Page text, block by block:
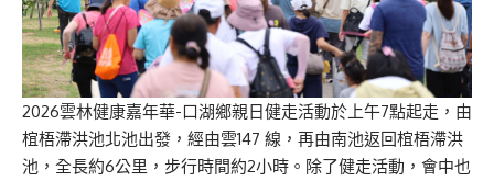
2026雲林健康嘉年華-口湖鄉親日健走活動於上午7點起走，由
椬梧滯洪池北池出發，經由雲147 線，再由南池返回椬梧滯洪
池，全長約6公里，步行時間約2小時。除了健走活動，會中也